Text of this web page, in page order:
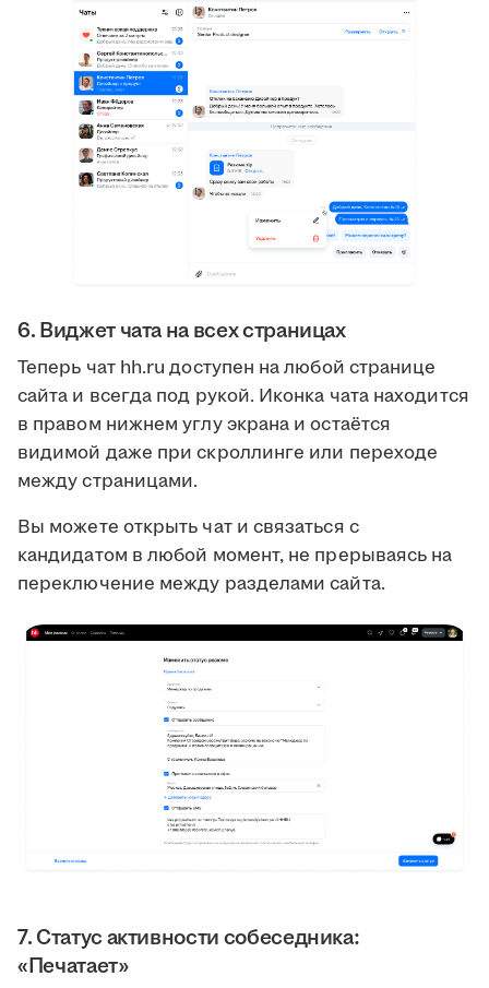
6. Виджет чата на всех страницах
Теперь чат hh.ru доступен на любой странице
сайта и всегда под рукой. Иконка чата находится
в правом нижнем углу экрана и остаётся
видимой даже при скроллинге или переходе
между страницами.
Вы можете открыть чат и связаться с
кандидатом в любой момент, не прерываясь на
переключение между разделами сайта.
7. Статус активности собеседника:
«Печатает»